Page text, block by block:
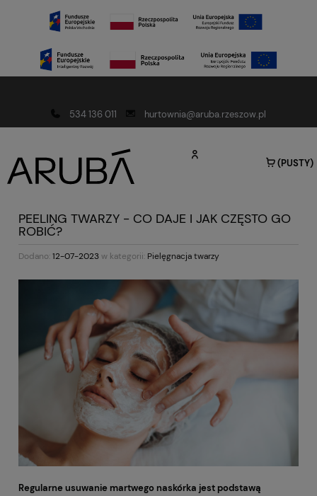
534 136 011
hurtownia@aruba.rzeszow.pl
(PUSTY)
PEELING TWARZY - CO DAJE I JAK CZĘSTO GO
ROBIĆ?
Dodano:12-07-2023w kategorii: Pielęgnacja twarzy
Regularne usuwanie martwego naskórka jest podstawą